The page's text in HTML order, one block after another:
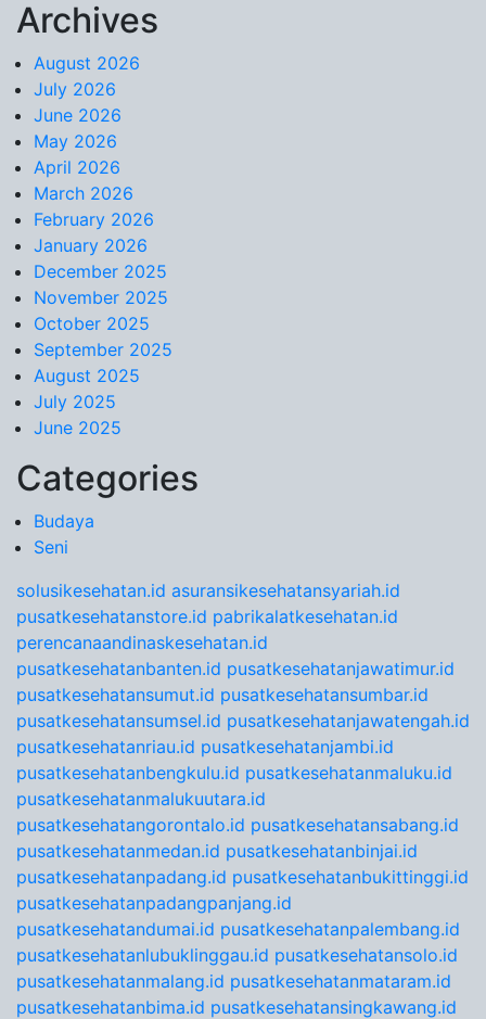
Skip to content
Archives
August 2026
July 2026
June 2026
May 2026
April 2026
March 2026
February 2026
January 2026
December 2025
November 2025
October 2025
September 2025
August 2025
July 2025
June 2025
Categories
Budaya
Seni
solusikesehatan.id asuransikesehatansyariah.id
pusatkesehatanstore.id pabrikalatkesehatan.id
perencanaandinaskesehatan.id
pusatkesehatanbanten.id pusatkesehatanjawatimur.id
pusatkesehatansumut.id pusatkesehatansumbar.id
pusatkesehatansumsel.id pusatkesehatanjawatengah.id
pusatkesehatanriau.id pusatkesehatanjambi.id
pusatkesehatanbengkulu.id pusatkesehatanmaluku.id
pusatkesehatanmalukuutara.id
pusatkesehatangorontalo.id pusatkesehatansabang.id
pusatkesehatanmedan.id pusatkesehatanbinjai.id
pusatkesehatanpadang.id pusatkesehatanbukittinggi.id
pusatkesehatanpadangpanjang.id
pusatkesehatandumai.id pusatkesehatanpalembang.id
pusatkesehatanlubuklinggau.id pusatkesehatansolo.id
pusatkesehatanmalang.id pusatkesehatanmataram.id
pusatkesehatanbima.id pusatkesehatansingkawang.id